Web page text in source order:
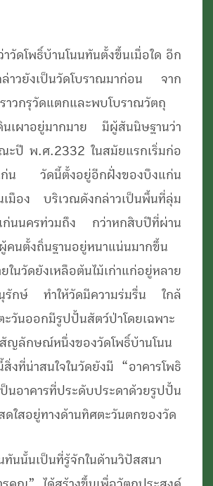
าวัดโพธิ์บ้านโนนทันตั้งขึ้นเมื่อใด อีก
ล่าวยังเป็นวัดโบราณมาก่อน จาก
าวกรุวัดแตกและพบโบราณวัตถุ
นเผาอยู่มากมาย มีผู้สันนิษฐานว่า
ะปี พ.ศ.2332 ในสมัยแรกเริ่มก่อ
ก่น วัดนี้ตั้งอยู่อีกฝั่งของบึงแก่น
เมือง บริเวณดังกล่าวเป็นพื้นที่ลุ่ม
ก่นนครท่วมถึง กว่าหกสิบปีที่ผ่าน
คนตั้งถิ่นฐานอยู่หนาแน่นมากขึ้น
ในวัดยังเหลือต้นไม้เก่าแก่อยู่หลาย
นุรักษ์ ทำให้วัดมีความร่มรื่น ใกล้
วันออกมีรูปปั้นสัตว์ป่าโดยเฉพาะ
ญลักษณ์หนึ่งของวัดโพธิ์บ้านโนน
งที่น่าสนใจในวัดยังมี “อาคารโพธิ
าคารที่ประดับประดาด้วยรูปปั้น
ใสอยู่ทางด้านทิศตะวันตกของวัด
ทันนั้นเป็นที่รู้จักในด้านวิปัสสนา